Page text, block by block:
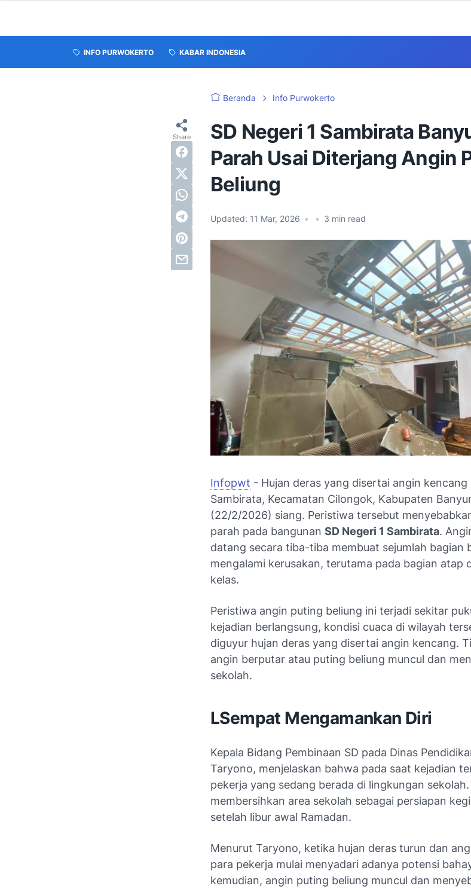
INFO PURWOKERTO KABAR INDONESIA
Beranda Info Purwokerto
SD Negeri 1 Sambirata
Parah Usai Diterjang Angin
Beliung
Updated: 11 Mar, 2026 • • 3 min read
Infopwt - Hujan deras yang disertai angin kencang
Sambirata, Kecamatan Cilongok, Kabupaten
(22/2/2026) siang. Peristiwa tersebut
parah pada bangunan SD Negeri 1 Sambirata.
datang secara tiba-tiba membuat sejumlah bagian
mengalami kerusakan, terutama pada bagian atap
kelas.
Peristiwa angin puting beliung ini terjadi sekitar
kejadian berlangsung, kondisi cuaca di wilayah
diguyur hujan deras yang disertai angin kencang.
angin berputar atau puting beliung muncul dan
sekolah.
LSempat Mengamankan Diri
Kepala Bidang Pembinaan SD pada Dinas
Taryono, menjelaskan bahwa pada saat kejadian
pekerja yang sedang berada di lingkungan
membersihkan area sekolah sebagai persiapan
setelah libur awal Ramadan.
Menurut Taryono, ketika hujan deras turun dan
para pekerja mulai menyadari adanya potensi
kemudian, angin puting beliung muncul dan